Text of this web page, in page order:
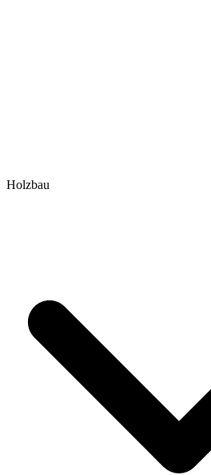
Holzbau